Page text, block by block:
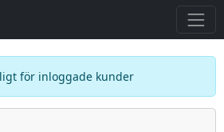
för inloggade kunder